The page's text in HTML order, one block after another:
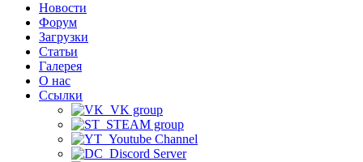
Новости
Форум
Загрузки
Статьи
Галерея
О нас
Ссылки
VK group
STEAM group
Youtube Channel
Discord Server